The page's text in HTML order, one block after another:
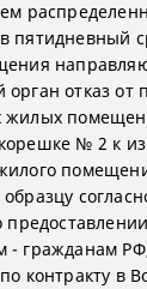
пятидневный
отказ от
жилых
№ 2 к
образцу
- гражданам
контракту в